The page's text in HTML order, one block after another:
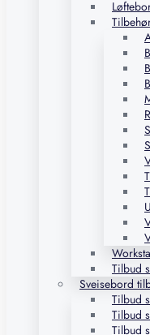
Tilbud
Sveisebord
Tilbud
Tilbud
Tilbud